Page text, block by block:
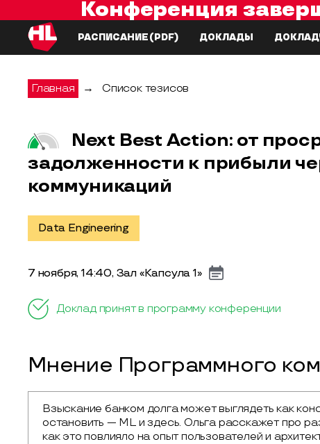
Конференция
РАСПИСАНИЕ (PDF) ДОКЛАДЫ
Главная → Список тезисов
Next Best Action: от
задолженности к прибыли
коммуникаций
Data Engineering
7 ноября, 14:40, Зал «Капсула 1»
Доклад принят в программу конференции
Мнение Программного
Взыскание банком долга может выглядеть как
остановить — ML и здесь. Ольга расскажет про
как это повлияло на опыт пользователей и